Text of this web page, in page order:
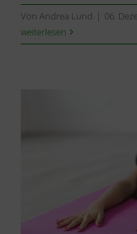
Von Andrea Lund | 06.
weiterlesen